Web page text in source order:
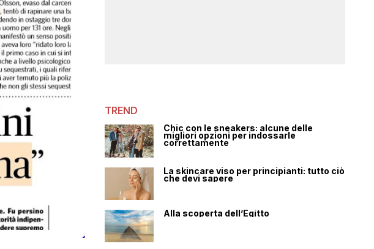
TREND
Chic con le sneakers: alcune delle
migliori opzioni per indossarle
correttamente
La skincare viso per principianti: tutto ciò
che devi sapere
Alla scoperta dell’Egitto